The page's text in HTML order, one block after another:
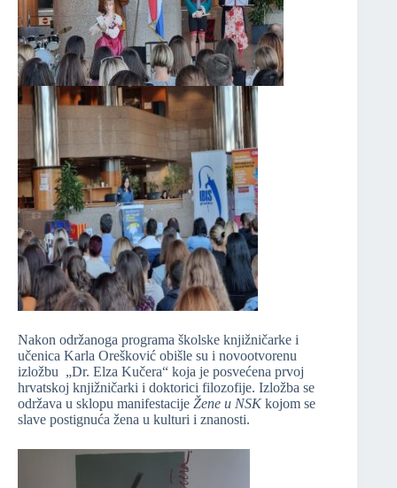
Nakon održanoga programa školske knjižničarke i
učenica Karla Orešković obišle su i novootvorenu
izložbu „Dr. Elza Kučera“ koja je posvećena prvoj
hrvatskoj knjižničarki i doktorici filozofije. Izložba se
održava u sklopu manifestacije Žene u NSKkojom se
slave postignuća žena u kulturi i znanosti.